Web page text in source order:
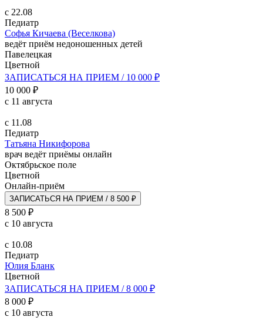
с 22.08
Педиатр
Софья Кичаева (Веселкова)
ведёт приём недоношенных детей
Павелецкая
Цветной
ЗАПИСАТЬСЯ НА ПРИЕМ / 10 000 ₽
10 000 ₽
с 11 августа
с 11.08
Педиатр
Татьяна Никифорова
врач ведёт приёмы онлайн
Октябрьское поле
Цветной
Онлайн-приём
ЗАПИСАТЬСЯ НА ПРИЕМ / 8 500 ₽
8 500 ₽
с 10 августа
с 10.08
Педиатр
Юлия Бланк
Цветной
ЗАПИСАТЬСЯ НА ПРИЕМ / 8 000 ₽
8 000 ₽
с 10 августа